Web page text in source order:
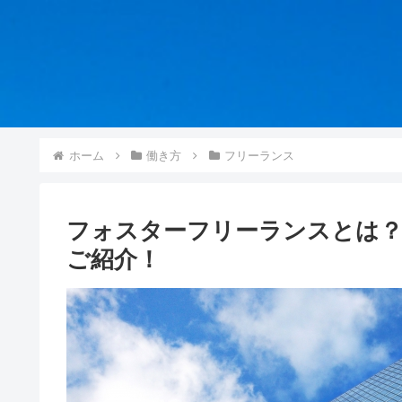
ホーム 働き方 フリーランス
フォスターフリーランスとは
ご紹介！